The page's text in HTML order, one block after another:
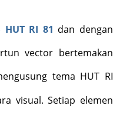
HUT RI 81 dan dengan
vector bertemakan
tema HUT RI
visual. Setiap elemen